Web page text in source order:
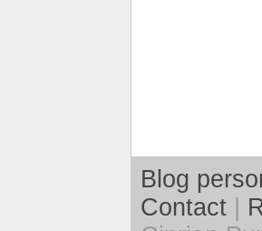
Blog
Contact